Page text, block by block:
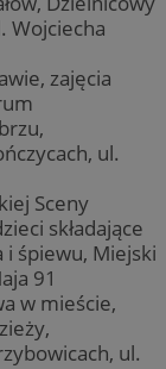
Wojciecha
zajęcia
ul.
Sceny
składające
śpiewu, Miejski
91
w mieście,
ul.